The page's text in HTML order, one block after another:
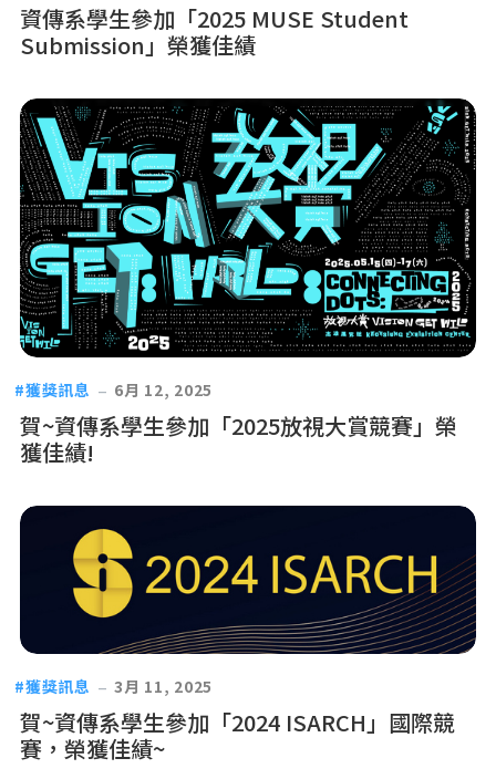
資傳系學生參加「2025 MUSE Student
Submission」榮獲佳績
獲獎訊息 6月 12, 2025
賀~資傳系學生參加「2025放視大賞競賽」榮
獲佳績!
獲獎訊息 3月 11, 2025
賀~資傳系學生參加「2024 ISARCH」國際競
賽，榮獲佳績~